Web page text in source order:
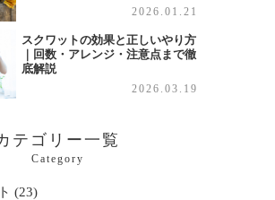
2026.01.21
スクワットの効果と正しいやり方
｜回数・アレンジ・注意点まで徹
底解説
2026.03.19
テゴリー一覧
Category
(23)